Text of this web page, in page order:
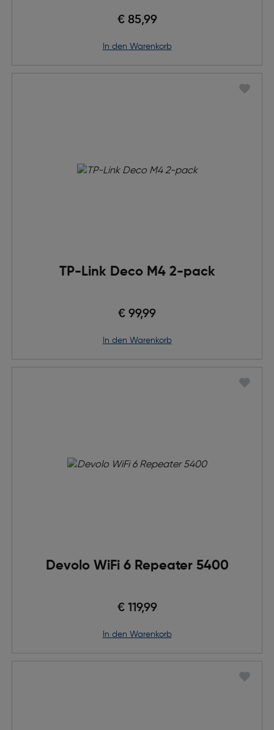
€ 85,99
in den Warenkorb
TP-Link Deco M4 2-pack
€ 99,99
in den Warenkorb
Devolo WiFi 6 Repeater 5400
€ 119,99
in den Warenkorb